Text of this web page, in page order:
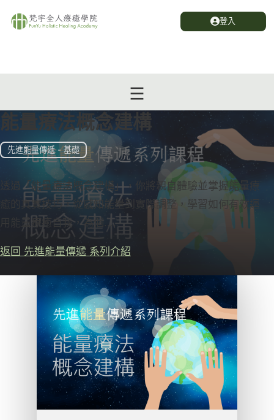
登入
能量療法概念建構
先進能量傳遞 - 基礎
透過「能量療法概念建構」，你將親自體驗並掌握能量療
癒的真實技巧，從感知能量到實際調整，學習如何有效運
用能量療癒自我，為個....
返回 先進能量傳遞 系列介紹